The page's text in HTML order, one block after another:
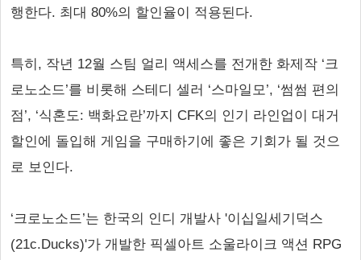
행한다. 최대 80%의 할인율이 적용된다.
특히, 작년 12월 스팀 얼리 액세스를 전개한 화제작 ‘크
로노소드’를 비롯해 스테디 셀러 ‘스마일모’, ‘썸썸 편의
점’, ‘식혼도: 백화요란’까지 CFK의 인기 라인업이 대거
할인에 돌입해 게임을 구매하기에 좋은 기회가 될 것으
로 보인다.
‘크로노소드’는 한국의 인디 개발사 '이십일세기덕스
(21c.Ducks)'가 개발한 픽셀아트 소울라이크 액션 RPG